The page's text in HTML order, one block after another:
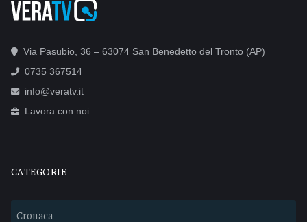
Via Pasubio, 36 – 63074 San Benedetto del Tronto (AP)
0735 367514
info@veratv.it
Lavora con noi
CATEGORIE
Cronaca